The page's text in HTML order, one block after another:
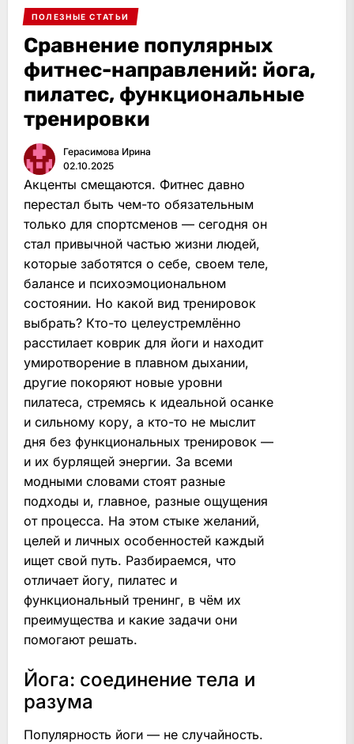
ПОЛЕЗНЫЕ СТАТЬИ
Сравнение популярных
фитнес-направлений: йога,
пилатес, функциональные
тренировки
Герасимова Ирина
02.10.2025
Акценты смещаются. Фитнес давно
перестал быть чем-то обязательным
только для спортсменов — сегодня он
стал привычной частью жизни людей,
которые заботятся о себе, своем теле,
балансе и психоэмоциональном
состоянии. Но какой вид тренировок
выбрать? Кто-то целеустремлённо
расстилает коврик для йоги и находит
умиротворение в плавном дыхании,
другие покоряют новые уровни
пилатеса, стремясь к идеальной осанке
и сильному кору, а кто-то не мыслит
дня без функциональных тренировок —
и их бурлящей энергии. За всеми
модными словами стоят разные
подходы и, главное, разные ощущения
от процесса. На этом стыке желаний,
целей и личных особенностей каждый
ищет свой путь. Разбираемся, что
отличает йогу, пилатес и
функциональный тренинг, в чём их
преимущества и какие задачи они
помогают решать.
Йога: соединение тела и
разума
Популярность йоги — не случайность.